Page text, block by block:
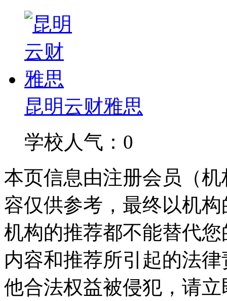
昆明云财雅思
学校人气：0
本页信息由注册会员（
容仅供参考，最终以机
机构的推荐都不能替代
内容和推荐所引起的法
他合法权益被侵犯，请